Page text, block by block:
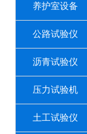
养护室设备
公路试验仪
沥青试验仪
压力试验机
土工试验仪